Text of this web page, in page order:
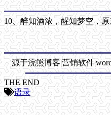
10、醉知酒浓，醒知梦空，
源于浣熊博客|营销软件
THE END
语录